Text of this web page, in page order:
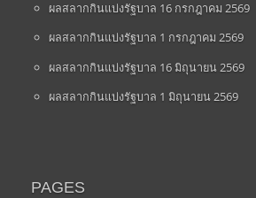
ผลสลากกินแบ่งรัฐบาล 16 กรกฎาคม 2569
ผลสลากกินแบ่งรัฐบาล 1 กรกฎาคม 2569
ผลสลากกินแบ่งรัฐบาล 16 มิถุนายน 2569
ผลสลากกินแบ่งรัฐบาล 1 มิถุนายน 2569
PAGES